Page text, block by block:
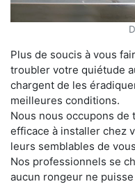
Plus de soucis à vous
troubler votre quiétude
chargent de les
meilleures conditions.
Nous nous occupons
efficace à installer chez
leurs semblables de
Nos professionnels se
aucun rongeur ne